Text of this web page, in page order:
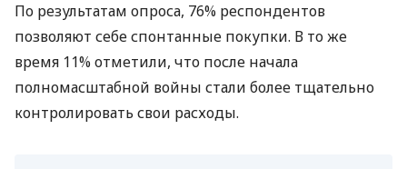
По результатам опроса, 76% респондентов
позволяют себе спонтанные покупки. В то же
время 11% отметили, что после начала
полномасштабной войны стали более тщательно
контролировать свои расходы.